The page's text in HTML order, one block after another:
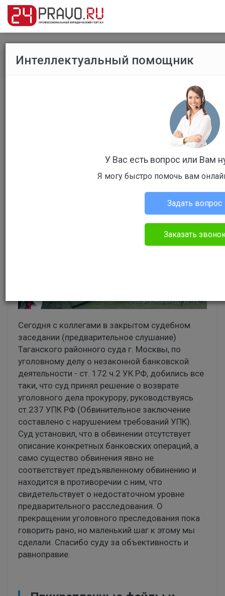
Все публикации / Уголовное право
Таганский районный суд г. Москвы
Сегодня с коллегами в закрытом судебном
заседании (предварительное слушание)
Таганского районного суда г. Москвы, по
уголовному делу о незаконной банковской
деятельности - ст. 172 ч.2 УК РФ, добились все
таки, что суд принял решение о возврате
уголовного дела прокурору, руководствуясь
ст.237 УПК РФ (Обвинительное заключение
составлено с нарушением требований УПК).
Суд установил, что в обвинении отсутствует
описание конкретных банковских операций, а
само существо обвинения явно не
соответствует предъявленному обвинению и
находится в противоречии с ним, что
свидетельствует о недостаточном уровне
предварительного расследования. О
прекращении уголовного преследования пока
говорить рано, но маленький шаг к этому мы
сделали. Спасибо суду за объективность и
равноправие.
Интеллектуальный помощник
У Вас есть вопрос или Вам
Я могу быстро помочь вам
Задать вопрос
Заказать